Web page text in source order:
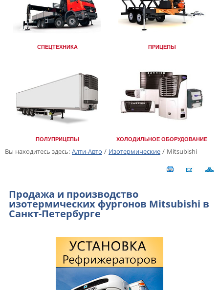
СПЕЦТЕХНИКА ПРИЦЕПЫ
ПОЛУПРИЦЕПЫ ХОЛОДИЛЬНОЕ ОБОРУДОВАНИЕ
Вы находитесь здесь: Алти-Авто / Изотермические / Mitsubishi
Продажа и производство
изотермических фургонов Mitsubishi в
Санкт-Петербурге